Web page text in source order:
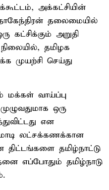
அக்கட்சியின்
தலைமையில்
கட்சிக்கும் அறுதி
தமிழக
முயற்சி செய்து
மக்கள் வாய்ப்பு
ஒரு
என
லட்சக்கணக்கான
தமிழ்நாட்டு
எப்போதும் தமிழ்நாடு